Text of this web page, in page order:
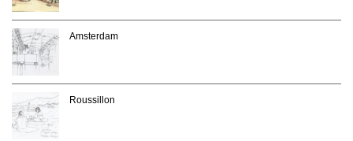
Amsterdam
Roussillon